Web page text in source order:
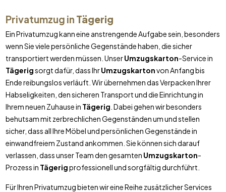
Privatumzug in Tägerig
Ein Privatumzug kann eine anstrengende Aufgabe sein, besonders
wenn Sie viele persönliche Gegenstände haben, die sicher
transportiert werden müssen. UnserUmzugskarton-Service in
Tägerigsorgt dafür, dass IhrUmzugskartonvon Anfang bis
Ende reibungslos verläuft. Wir übernehmen das Verpacken Ihrer
Habseligkeiten, den sicheren Transport und die Einrichtung in
Ihrem neuen Zuhause in Tägerig . Dabei gehen wir besonders
behutsam mit zerbrechlichen Gegenständen um und stellen
sicher, dass all Ihre Möbel und persönlichen Gegenstände in
einwandfreiem Zustand ankommen. Sie können sich darauf
verlassen, dass unser Team den gesamten Umzugskarton-
Prozess in Tägerigprofessionell und sorgfältig durchführt.
Für Ihren Privatumzug bieten wir eine Reihe zusätzlicher Services